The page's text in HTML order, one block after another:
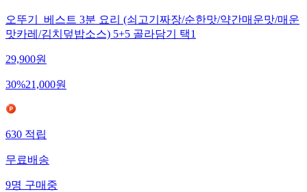
오뚜기_베스트 3분 요리 (쇠고기짜장/순한맛/약간매운맛/매운
맛카레/김치덮밥소스) 5+5 골라담기 택1
29,900원
30%21,000원
630 적립
무료배송
9명 구매중